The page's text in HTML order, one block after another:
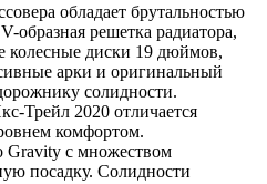
обладает брутальностью
образная решетка радиатора,
колесные диски 19 дюймов,
арки и оригинальный
солидности.
Трейл 2020 отличается
комфортом.
Gravity с множеством
посадку. Солидности